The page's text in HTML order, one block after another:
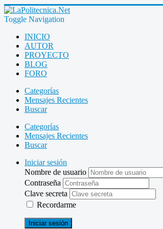
Toggle Navigation
INICIO
AUTOR
PROYECTO
BLOG
FORO
Categorías
Mensajes Recientes
Buscar
Categorías
Mensajes Recientes
Buscar
Iniciar sesión
Nombre de usuario
Contraseña
Clave secreta
Recordarme
Iniciar sesión